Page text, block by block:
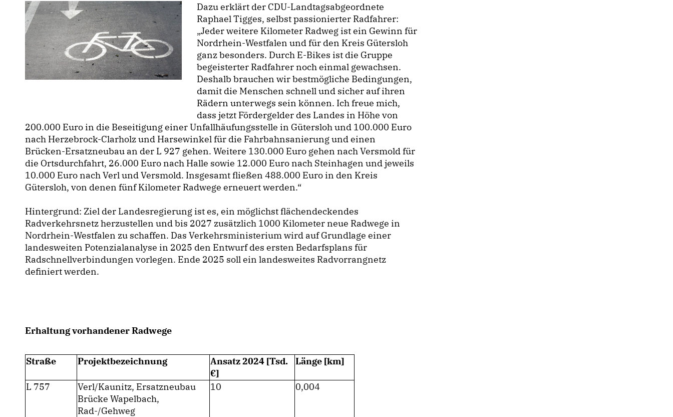
Dazu erklärt der CDU-Landtagsabgeordnete
Raphael Tigges, selbst passionierter Radfahrer:
Jeder weitere Kilometer Radweg ist ein Gewinn für
Nordrhein-Westfalen und für den Kreis Gütersloh
ganz besonders. Durch E-Bikes ist die Gruppe
begeisterter Radfahrer noch einmal gewachsen.
Deshalb brauchen wir bestmögliche Bedingungen,
damit die Menschen schnell und sicher auf ihren
Rädern unterwegs sein können. Ich freue mich,
dass jetzt Fördergelder des Landes in Höhe von
200.000 Euro in die Beseitigung einer Unfallhäufungsstelle in Gütersloh und 100.000 Euro
nach Herzebrock-Clarholz und Harsewinkel für die Fahrbahnsanierung und einen
Brücken-Ersatzneubau an der L 927 gehen. Weitere 130.000 Euro gehen nach Versmold für
die Ortsdurchfahrt, 26.000 Euro nach Halle sowie 12.000 Euro nach Steinhagen und jeweils
10.000 Euro nach Verl und Versmold. Insgesamt fließen 488.000 Euro in den Kreis
Gütersloh, von denen fünf Kilometer Radwege erneuert werden.“
Hintergrund: Ziel der Landesregierung ist es, ein möglichst flächendeckendes
Radverkehrsnetz herzustellen und bis 2027 zusätzlich 1000 Kilometer neue Radwege in
Nordrhein-Westfalen zu schaffen. Das Verkehrsministerium wird auf Grundlage einer
landesweiten Potenzialanalyse in 2025 den Entwurf des ersten Bedarfsplans für
Radschnellverbindungen vorlegen. Ende 2025 soll ein landesweites Radvorrangnetz
definiert werden.
Erhaltung vorhandener Radwege
Straße Projektbezeichnung
Ansatz 2024 [Tsd.
]
Länge [km]
L 757
Verl/Kaunitz, Ersatzneubau
Brücke Wapelbach,
Rad-/Gehweg
10 0,004